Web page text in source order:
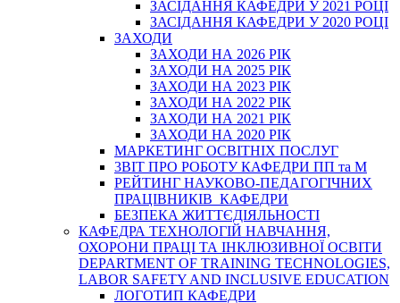
ЗАСІДАННЯ КАФЕДРИ У 2021 РОЦІ
ЗАСІДАННЯ КАФЕДРИ У 2020 РОЦІ
ЗАХОДИ
ЗАХОДИ НА 2026 РІК
ЗАХОДИ НА 2025 РІК
ЗАХОДИ НА 2023 РІК
ЗАХОДИ НА 2022 РІК
ЗАХОДИ НА 2021 РІК
ЗАХОДИ НА 2020 РІК
МАРКЕТИНГ ОСВІТНІХ ПОСЛУГ
3BIT ПРО РОБОТУ КАФЕДРИ ПП та М
РЕЙТИНГ НАУКОВО-ПЕДАГОГІЧНИХ
ПРАЦІВНИКІВ КАФЕДРИ
БЕЗПЕКА ЖИТТЄДІЯЛЬНОСТІ
КАФЕДРА ТЕХНОЛОГІЙ НАВЧАННЯ,
ОХОРОНИ ПРАЦІ ТА ІНКЛЮЗИВНОЇ ОСВІТИ
DEPARTMENT OF TRAINING TECHNOLOGIES,
LABOR SAFETY AND INCLUSIVE EDUCATION
ЛОГОТИП КАФЕДРИ